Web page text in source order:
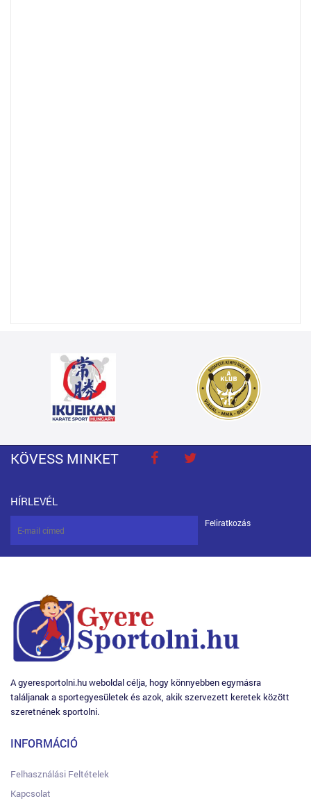
KÖVESS MINKET
HÍRLEVÉL
Feliratkozás
A gyeresportolni.hu weboldal célja, hogy könnyebben egymásra
találjanak a sportegyesületek és azok, akik szervezett keretek között
szeretnének sportolni.
INFORMÁCIÓ
Felhasználási Feltételek
Kapcsolat